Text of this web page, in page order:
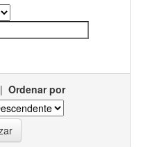
| Ordenar por